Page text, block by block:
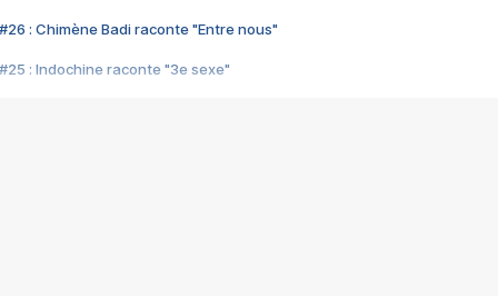
#26 : Chimène Badi raconte "Entre nous"
#25 : Indochine raconte "3e sexe"